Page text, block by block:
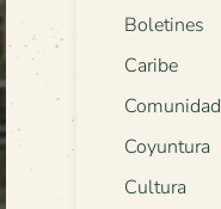
Boletines
Caribe
Comunidad
Coyuntura
Cultura